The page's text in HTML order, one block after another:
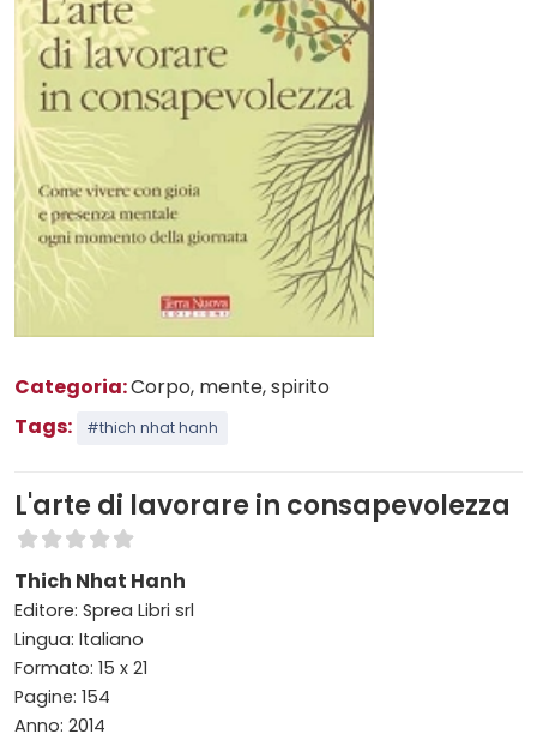
Categoria:Corpo, mente, spirito
Tags:
#thich nhat hanh
L'arte di lavorare in consapevolezza
Thich Nhat Hanh
Editore: Sprea Libri srl
Lingua: Italiano
Formato: 15 x 21
Pagine: 154
Anno: 2014